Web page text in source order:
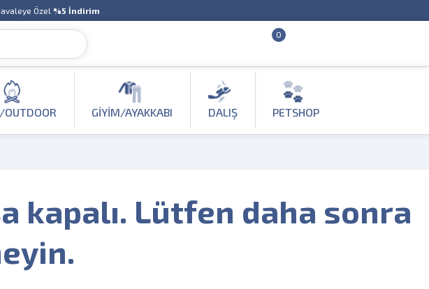
Özel %5 İndirim
0
OUTDOOR GIYIM/AYAKKABI DALIŞ PETSHOP
kapalı. Lütfen daha sonra